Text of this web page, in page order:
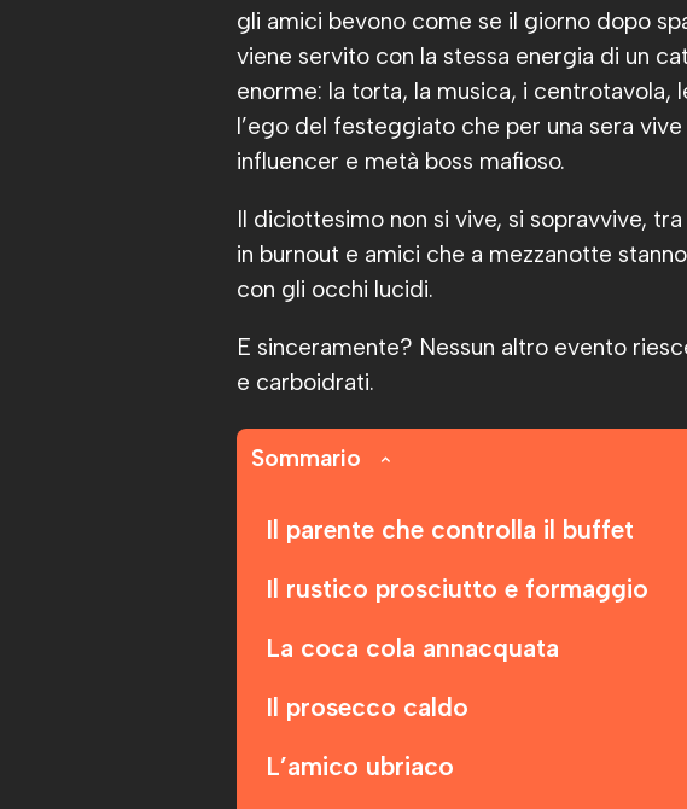
gli amici bevono come se il giorno dopo
viene servito con la stessa energia di un
enorme: la torta, la musica, i
l’ego del festeggiato che per una sera
influencer e metà boss mafioso.
Il diciottesimo non si vive, si sopravvive,
in burnout e amici che a mezzanotte
con gli occhi lucidi.
E sinceramente? Nessun altro evento
e carboidrati.
Sommario
Il parente che controlla il buffet
Il rustico prosciutto e formaggio
La coca cola annacquata
Il prosecco caldo
L’amico ubriaco